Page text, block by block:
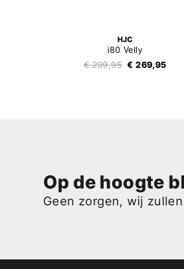
HJC
i80 Velly
€ 299,95 € 269,95
Op de hoogte
Geen zorgen, wij